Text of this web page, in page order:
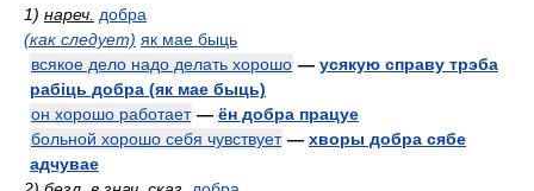
1) нареч. добра
(как следует) як мае быць
всякое дело надо делать хорошо — усякую справу трэба
рабіць добра (як мае быць)
он хорошо работает — ён добра працуе
больной хорошо себя чувствует — хворы добра сябе
адчувае